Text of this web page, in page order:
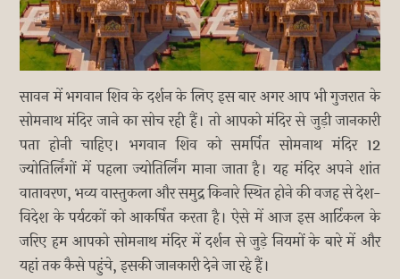
सावन में भगवान शिव के दर्शन के लिए इस बार अगर आप भी गुजरात के
सोमनाथ मंदिर जाने का सोच रही हैं। तो आपको मंदिर से जुड़ी जानकारी
पता होनी चाहिए। भगवान शिव को समर्पित सोमनाथ मंदिर 12
ज्योतिर्लिंगों में पहला ज्योतिर्लिंग माना जाता है। यह मंदिर अपने शांत
वातावरण, भव्य वास्तुकला और समुद्र किनारे स्थित होने की वजह से देश-
विदेश के पर्यटकों को आकर्षित करता है। ऐसे में आज इस आर्टिकल के
जरिए हम आपको सोमनाथ मंदिर में दर्शन से जुड़े नियमों के बारे में और
यहां तक कैसे पहुंचे, इसकी जानकारी देने जा रहे हैं।